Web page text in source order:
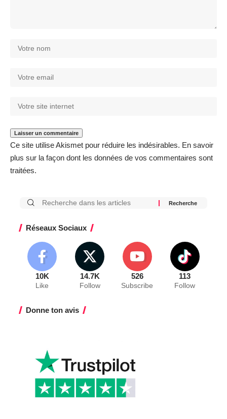
Ce site utilise Akismet pour réduire les indésirables. En savoir
plus sur la façon dont les données de vos commentaires sont
traitées.
Réseaux Sociaux
10K
Like
14.7K
Follow
526
Subscribe
113
Follow
Donne ton avis